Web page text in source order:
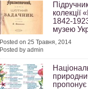
колекції
1842-
музею
Posted on 25 Травня, 2014
Posted by admin
пропонує